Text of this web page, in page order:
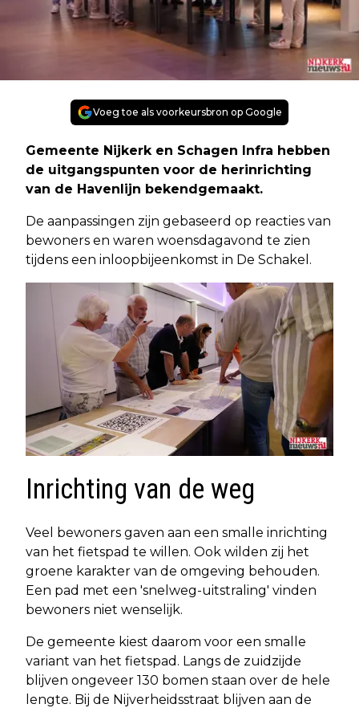
Voeg toe als voorkeursbron op Google
Gemeente Nijkerk en Schagen Infra hebben
de uitgangspunten voor de herinrichting
van de Havenlijn bekendgemaakt.
De aanpassingen zijn gebaseerd op reacties van
bewoners en waren woensdagavond te zien
tijdens een inloopbijeenkomst in De Schakel.
Inrichting van de weg
Veel bewoners gaven aan een smalle inrichting
van het fietspad te willen. Ook wilden zij het
groene karakter van de omgeving behouden.
Een pad met een 'snelweg-uitstraling' vinden
bewoners niet wenselijk.
De gemeente kiest daarom voor een smalle
variant van het fietspad. Langs de zuidzijde
blijven ongeveer 130 bomen staan over de hele
lengte. Bij de Nijverheidsstraat blijven aan de